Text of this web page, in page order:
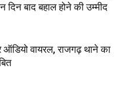
दिन बाद बहाल होने की उम्मीद
ऑडियो वायरल, राजगढ़ थाने का